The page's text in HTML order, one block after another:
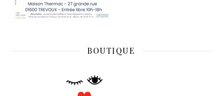
BOUTIQUE